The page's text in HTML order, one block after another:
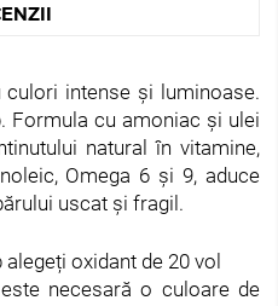
culori intense și luminoase.
Formula cu amoniac și ulei
natural în vitamine,
Omega 6 și 9, aduce
uscat și fragil.
oxidant de 20 vol
necesară o culoare de